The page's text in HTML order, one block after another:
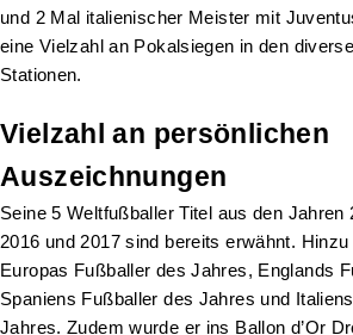
und 2 Mal italienischer Meister mit
eine Vielzahl an Pokalsiegen in den
Stationen.
Vielzahl an persönlichen
Auszeichnungen
Seine 5 Weltfußballer Titel aus den Jahren
2016 und 2017 sind bereits erwähnt.
Europas Fußballer des Jahres, Englands
Spaniens Fußballer des Jahres und
Jahres. Zudem wurde er ins Ballon d’Or